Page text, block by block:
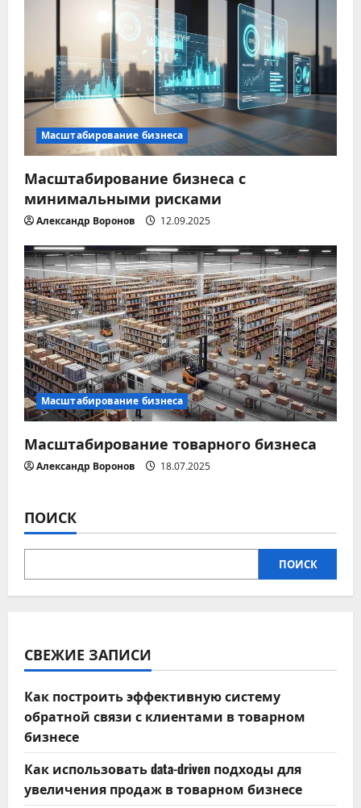
п
о
з
а
п
и
с
я
м
Масштабирование бизнеса
Масштабирование бизнеса с
минимальными рисками
Александр Воронов 12.09.2025
Масштабирование бизнеса
Масштабирование товарного бизнеса
Александр Воронов 18.07.2025
ПОИСК
ПОИСК
СВЕЖИЕ ЗАПИСИ
Как построить эффективную систему
обратной связи с клиентами в товарном
бизнесе
Как использовать data-driven подходы для
увеличения продаж в товарном бизнесе